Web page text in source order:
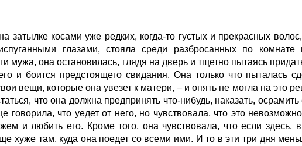
косами уже редких, когда-то густых и прекрасных
глазами, стояла среди разбросанных по
она остановилась, глядя на дверь и тщетно пытаясь
и боится предстоящего свидания. Она только что пыталась
вещи, которые она увезет к матери, – и опять не могла на это
что она должна предпринять что-нибудь, наказать, осрамить
что уедет от него, но чувствовала, что это
и любить его. Кроме того, она чувствовала, что если здесь,
хуже там, куда она поедет со всеми ими. И то в эти три дня